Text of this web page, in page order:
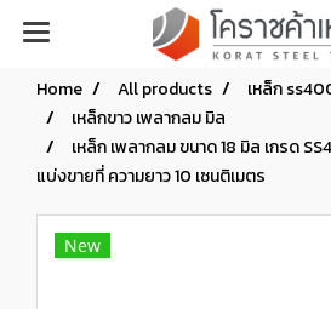
Home All products
เหล็ก
เหล็กขาว เพลากลม มิล
เหล็ก เพลากลม ขนาด 18 มิล เกรด
แบ่งขายที่ ความยาว 10 เซนติเมตร
New